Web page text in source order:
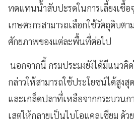
ทดแทนน้ำสับปะรดในการเลี้ยงเชื้
เกษตรกรสามารถเลือกใช้วัตถุดิบต
ศักยภาพของแต่ละพื้นที่ต่อไป
นอกจากนี้ กรมประมงยังได้มีแนวคิ
กล่าวให้สามารถใช้ประโยชน์ได้สูง
และเกล็ดปลาที่เหลือจากกระบวนก
เสตให้กลายเป็นไบโอแคลเซียม ด้